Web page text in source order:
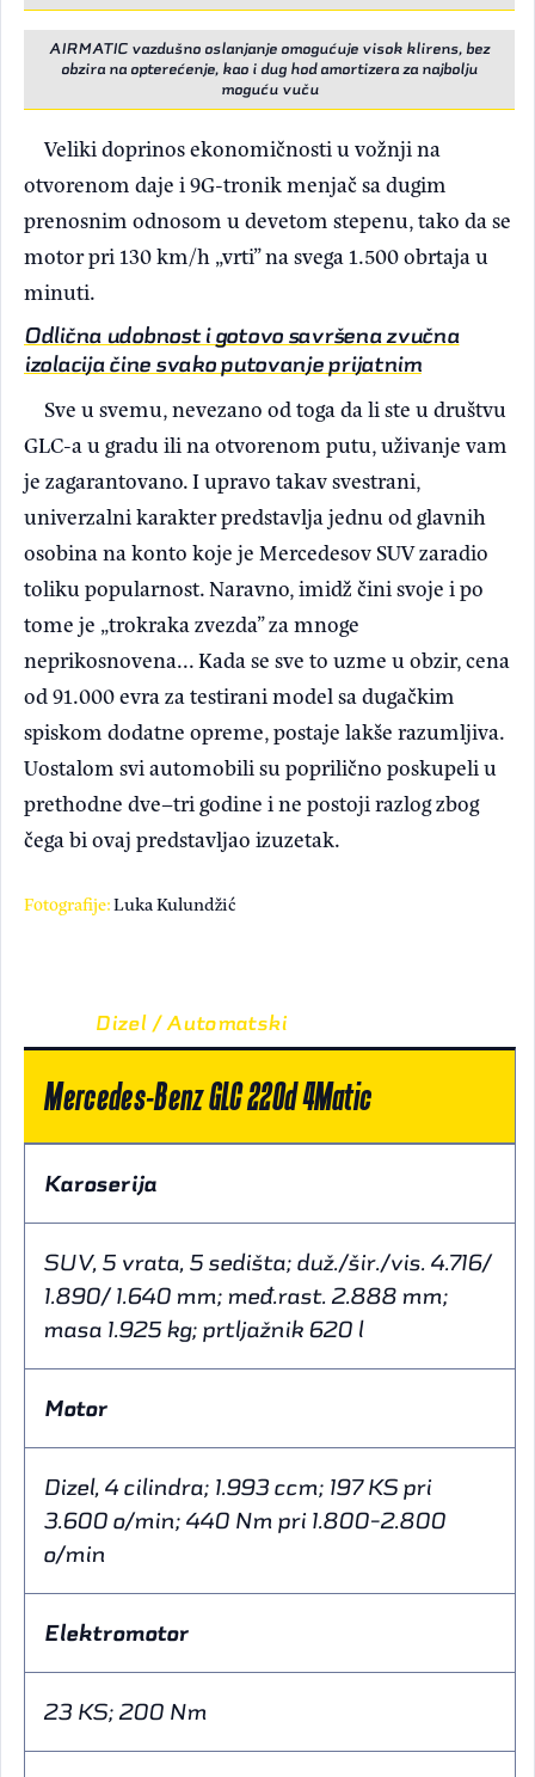
AIRMATIC vazdušno oslanjanje omogućuje visok klirens, bez
obzira na opterećenje, kao i dug hod amortizera za najbolju
moguću vuču
Veliki doprinos ekonomičnosti u vožnji na
otvorenom daje i 9G-tronik menjač sa dugim
prenosnim odnosom u devetom stepenu, tako da se
motor pri 130 km/h „vrti” na svega 1.500 obrtaja u
minuti.
Odlična udobnost i gotovo savršena zvučna
izolacija čine svako putovanje prijatnim
Sve u svemu, nevezano od toga da li ste u društvu
GLC-a u gradu ili na otvorenom putu, uživanje vam
je zagarantovano. I upravo takav svestrani,
univerzalni karakter predstavlja jednu od glavnih
osobina na konto koje je Mercedesov SUV zaradio
toliku popularnost. Naravno, imidž čini svoje i po
tome je „trokraka zvezda” za mnoge
neprikosnovena... Kada se sve to uzme u obzir, cena
od 91.000 evra za testirani model sa dugačkim
spiskom dodatne opreme, postaje lakše razumljiva.
Uostalom svi automobili su poprilično poskupeli u
prethodne dve–tri godine i ne postoji razlog zbog
čega bi ovaj predstavljao izuzetak.
Fotografije:Luka Kulundžić
Dizel / Automatski
Mercedes-Benz GLC 220d 4Matic
Karoserija
SUV, 5 vrata, 5 sedišta; duž./šir./vis. 4.716/
1.890/ 1.640 mm; međ.rast. 2.888 mm;
masa 1.925 kg; prtljažnik 620 l
Motor
Dizel, 4 cilindra; 1.993 ccm; 197 KS pri
3.600 o/min; 440 Nm pri 1.800-2.800
o/min
Elektromotor
23 KS; 200 Nm